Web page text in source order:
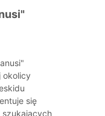
okolicy
się
szukających